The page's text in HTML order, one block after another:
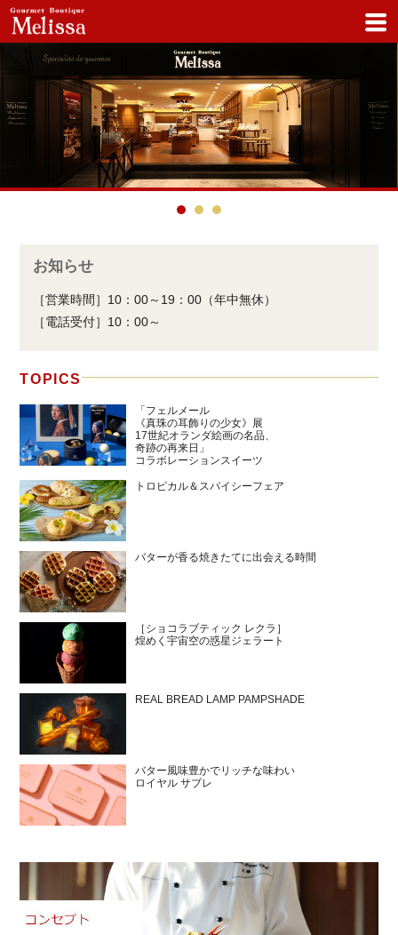
お知らせ
［営業時間］10：00～19：00（年中無休）
［電話受付］10：00～
TOPICS
「フェルメール
《真珠の耳飾りの少女》展
17世紀オランダ絵画の名品、
奇跡の再来日」
コラボレーションスイーツ
トロピカル＆スパイシーフェア
バターが香る焼きたてに出会える時間
［ショコラブティック レクラ］
煌めく宇宙空の惑星ジェラート
REAL BREAD LAMP PAMPSHADE
バター風味豊かでリッチな味わい
ロイヤル サブレ